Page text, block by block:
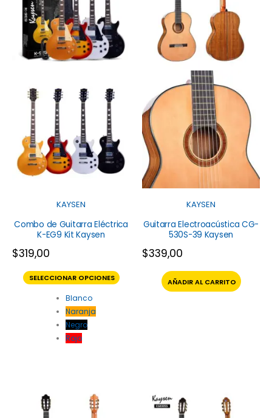
KAYSEN
Combo de Guitarra Eléctrica
K-EG9 Kit Kaysen
$319,00
SELECCIONAR OPCIONES
Blanco
Naranja
Negro
Rojo
KAYSEN
Guitarra Electroacústica CG-
530S-39 Kaysen
$339,00
AÑADIR AL CARRITO